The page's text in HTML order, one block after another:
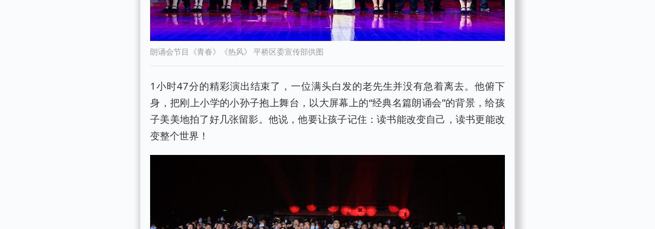
朗诵会节目《青春》《热风》 平桥区委宣传部供图
1小时47分的精彩演出结束了，一位满头白发的老先生并没有急着离去。他俯下
身，把刚上小学的小孙子抱上舞台，以大屏幕上的“经典名篇朗诵会”的背景，给孩
子美美地拍了好几张留影。他说，他要让孩子记住：读书能改变自己，读书更能改
变整个世界！